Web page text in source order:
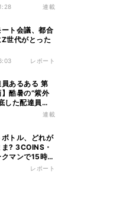
連載
ート会議、都合
世代がとった
レポート
あるある 第
酷暑の“紫外
した配達員
絶句した理由
連載
トル、どれが
? 3COINS・
マンで15時間
レポート